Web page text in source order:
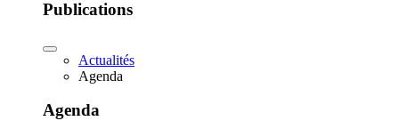
Publications
Actualités
Agenda
Agenda